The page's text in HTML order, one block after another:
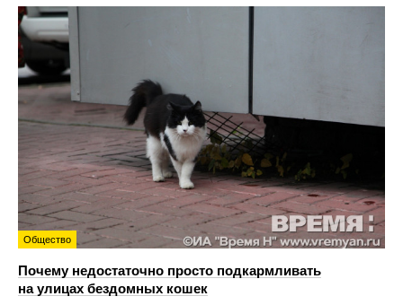
Общество
Почему недостаточно просто подкармливать
на улицах бездомных кошек